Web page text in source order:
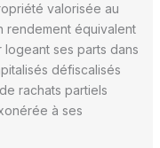
valorisée au
rendement équivalent
logeant ses parts dans
défiscalisés
rachats partiels
à ses